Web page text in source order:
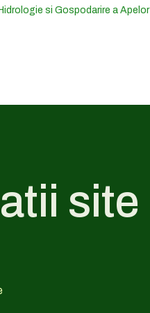
si Gospodarire a Apelor
site